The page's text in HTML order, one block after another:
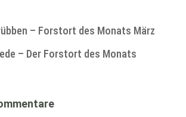
– Forstort des Monats März
– Der Forstort des Monats